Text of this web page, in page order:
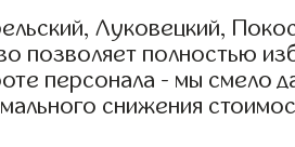
Луковецкий,
позволяет полностью
персонала - мы смело
снижения